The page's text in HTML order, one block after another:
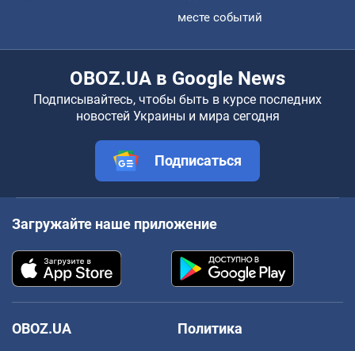
месте событий
OBOZ.UA в Google News
Подписывайтесь, чтобы быть в курсе последних
новостей Украины и мира сегодня
Подписаться
Загружайте наше приложение
OBOZ.UA
Политика